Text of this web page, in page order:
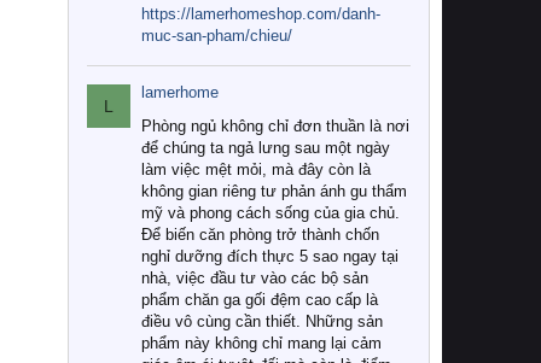
https://lamerhomeshop.com/danh-
muc-san-pham/chieu/
L
lamerhome
Phòng ngủ không chỉ đơn thuần là nơi
để chúng ta ngả lưng sau một ngày
làm việc mệt mỏi, mà đây còn là
không gian riêng tư phản ánh gu thẩm
mỹ và phong cách sống của gia chủ.
Để biến căn phòng trở thành chốn
nghỉ dưỡng đích thực 5 sao ngay tại
nhà, việc đầu tư vào các bộ sản
phẩm chăn ga gối đệm cao cấp là
điều vô cùng cần thiết. Những sản
phẩm này không chỉ mang lại cảm